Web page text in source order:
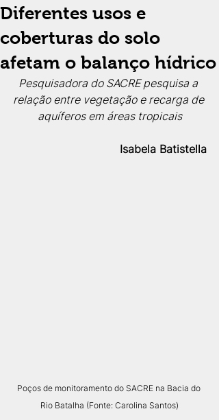
Diferentes usos e
coberturas do solo
afetam o balanço hídrico
Pesquisadora do SACRE pesquisa a
relação entre vegetação e recarga de
aquíferos em áreas tropicais
Isabela Batistella
Poços de monitoramento do SACRE na Bacia do
Rio Batalha (Fonte: Carolina Santos)